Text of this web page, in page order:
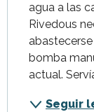
agua a las
Rivedous
bomba
actual.
Seguir